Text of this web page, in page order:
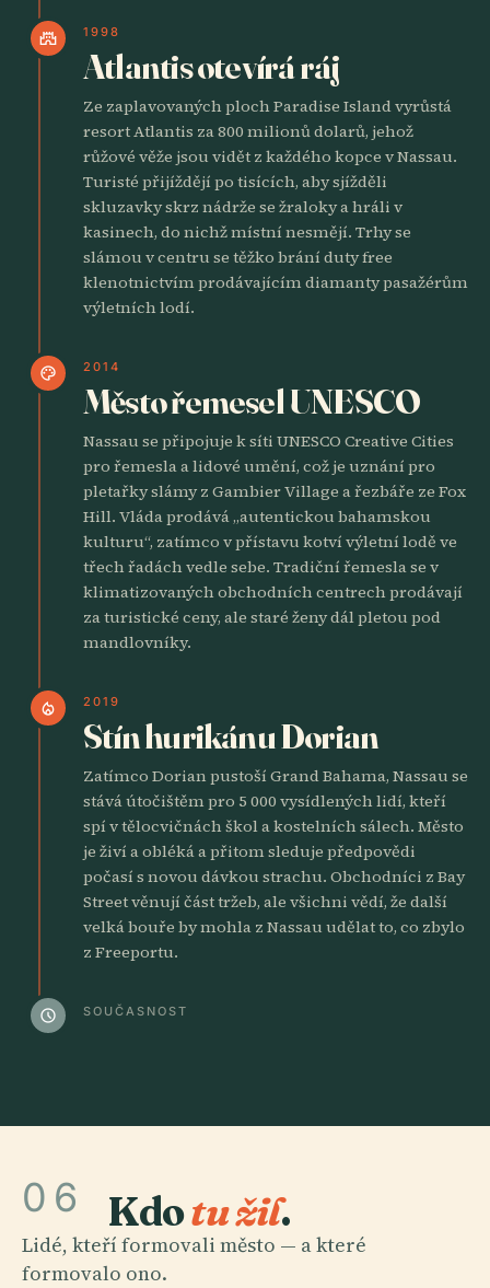
castle 1998
Atlantis otevírá ráj
Ze zaplavovaných ploch Paradise Island vyrůstá
resort Atlantis za 800 milionů dolarů, jehož
růžové věže jsou vidět z každého kopce v Nassau.
Turisté přijíždějí po tisících, aby sjížděli
skluzavky skrz nádrže se žraloky a hráli v
kasinech, do nichž místní nesmějí. Trhy se
slámou v centru se těžko brání duty free
klenotnictvím prodávajícím diamanty pasažérům
výletních lodí.
palette 2014
Město řemesel UNESCO
Nassau se připojuje k síti UNESCO Creative Cities
pro řemesla a lidové umění, což je uznání pro
pletařky slámy z Gambier Village a řezbáře ze Fox
Hill. Vláda prodává „autentickou bahamskou
kulturu“, zatímco v přístavu kotví výletní lodě ve
třech řadách vedle sebe. Tradiční řemesla se v
klimatizovaných obchodních centrech prodávají
za turistické ceny, ale staré ženy dál pletou pod
mandlovníky.
local_fire_department 2019
Stín hurikánu Dorian
Zatímco Dorian pustoší Grand Bahama, Nassau se
stává útočištěm pro 5 000 vysídlených lidí, kteří
spí v tělocvičnách škol a kostelních sálech. Město
je živí a obléká a přitom sleduje předpovědi
počasí s novou dávkou strachu. Obchodníci z Bay
Street věnují část tržeb, ale všichni vědí, že další
velká bouře by mohla z Nassau udělat to, co zbylo
z Freeportu.
schedule SOUČASNOST
06 Kdotu žil.
Lidé, kteří formovali město — a které
formovalo ono.